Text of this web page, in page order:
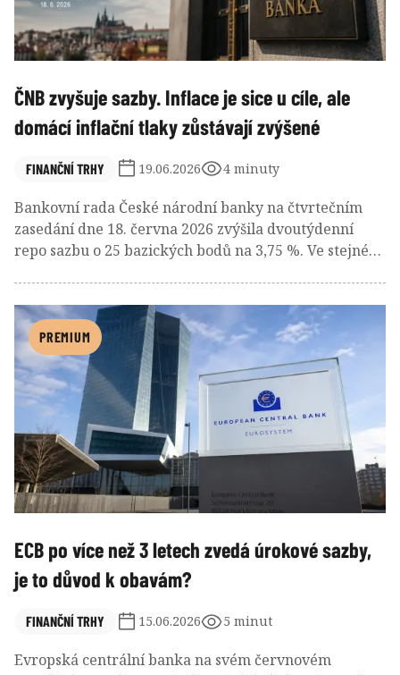
ČNB zvyšuje sazby. Inflace je sice u cíle, ale
domácí inflační tlaky zůstávají zvýšené
FINANČNÍ TRHY 19.06.2026 4 minuty
Bankovní rada České národní banky na čtvrtečním
zasedání dne 18. června 2026 zvýšila dvoutýdenní
repo sazbu o 25 bazických bodů na 3,75 %. Ve stejném
první zvýšení úrokových sazeb od června 2022 a
zároveň první utažení měnové politiky pod vedením
guvernéra Aleš Michla. Pro zvýšení sazeb hlasovalo
šest členů bankovní rady, jeden člen byl pro
ponechání sazeb beze změny.
PREMIUM
ECB po více než 3 letech zvedá úrokové sazby,
je to důvod k obavám?
FINANČNÍ TRHY 15.06.2026 5 minut
Evropská centrální banka na svém červnovém